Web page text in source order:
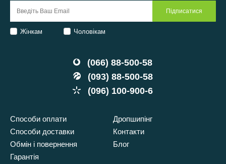
(066) 88-500-58
(093) 88-500-58
(096) 100-900-6
Способи оплати
Способи доставки
Обмін і повернення
Гарантія
Дропшипінг
Контакти
Блог
Жінкам Чоловікам